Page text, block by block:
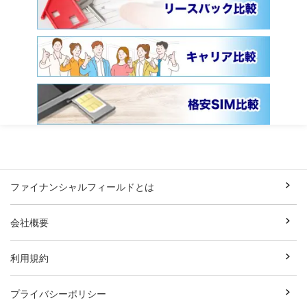
ファイナンシャルフィールドとは
会社概要
利用規約
プライバシーポリシー